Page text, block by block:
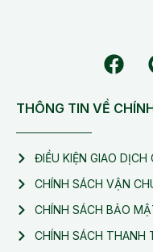
THÔNG TIN VỀ
ĐIỀU KIỆN GIAO DỊCH
CHÍNH SÁCH VẬN
CHÍNH SÁCH BẢO
CHÍNH SÁCH THANH